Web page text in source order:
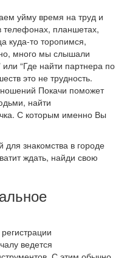
уйму время на труд и
планшетах,
куда-то торопимся,
много мы слышали
“Где найти партнера по
это не трудность.
Покачи поможет
найти
С которым именно Вы
для знакомства в городе
ждать, найди свою
ведется